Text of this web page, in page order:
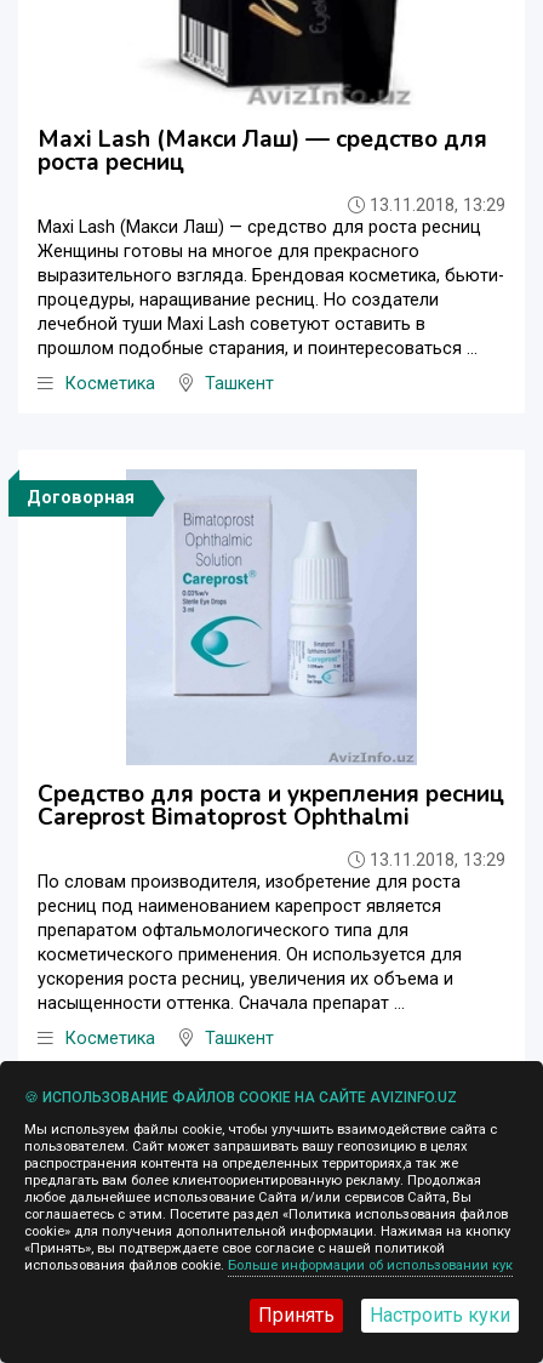
Maxi Lash (Макси Лаш) — средство для
роста ресниц
13.11.2018, 13:29
Maxi Lash (Макси Лаш) — средство для роста ресниц
Женщины готовы на многое для прекрасного
выразительного взгляда. Брендовая косметика, бьюти-
процедуры, наращивание ресниц. Но создатели
лечебной туши Maxi Lash советуют оставить в
прошлом подобные старания, и поинтересоваться ...
Косметика
Ташкент
Договорная
Средство для роста и укрепления ресниц
Careprost Bimatoprost Ophthalmi
13.11.2018, 13:29
По словам производителя, изобретение для роста
ресниц под наименованием карепрост является
препаратом офтальмологического типа для
косметического применения. Он используется для
ускорения роста ресниц, увеличения их объема и
насыщенности оттенка. Сначала препарат ...
Косметика
Ташкент
🍪 ИСПОЛЬЗОВАНИЕ ФАЙЛОВ COOKIE НА САЙТЕ AVIZINFO.UZ
Мы используем файлы cookie, чтобы улучшить взаимодействие сайта с
пользователем. Сайт может запрашивать вашу геопозицию в целях
распространения контента на определенных территориях,а так же
предлагать вам более клиентоориентированную рекламу. Продолжая
любое дальнейшее использование Сайта и/или сервисов Сайта, Вы
соглашаетесь с этим. Посетите раздел «Политика использования файлов
cookie» для получения дополнительной информации. Нажимая на кнопку
«Принять», вы подтверждаете свое согласие с нашей политикой
использования файлов cookie. Больше информации об использовании кук
Принять Настроить куки